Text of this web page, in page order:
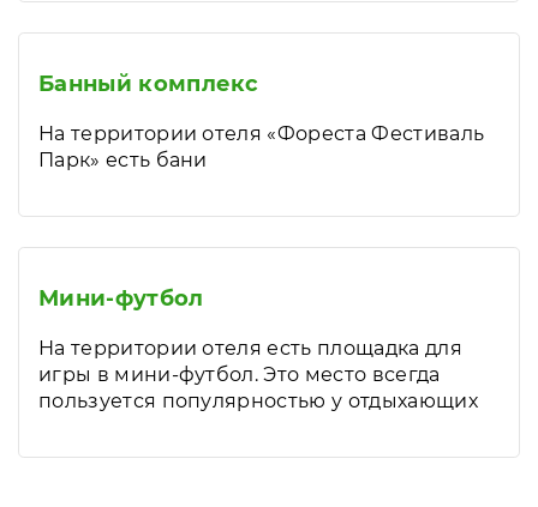
Банный комплекс
На территории отеля «Фореста Фестиваль
Парк» есть бани
Мини-футбол
На территории отеля есть площадка для
игры в мини-футбол. Это место всегда
пользуется популярностью у отдыхающих